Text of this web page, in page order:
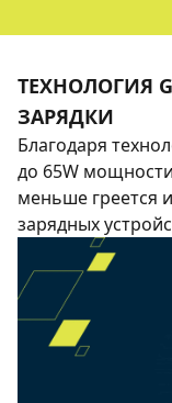
ТЕХНОЛОГИЯ
ЗАРЯДКИ
Благодаря
до 65W
меньше греется
зарядных